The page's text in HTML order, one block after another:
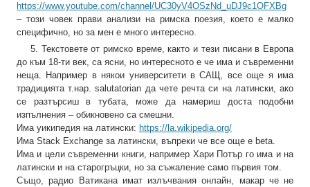
https://www.youtube.com/channel/UC30yV4OSzNd_uDJ9c1OFXBg
– този човек прави анализи на римска поезия, което е малко
специфично, но за мен е много интересно.
5. Текстовете от римско време, както и тези писани в Европа
до към 18-ти век, са ясни, но интересното е че има и съвременни
неща. Например в някои университети в САЩ, все още я има
традицията т.нар. salutatorian да чете речта си на латински, ако
се разтърсиш в тубата, може да намериш доста подобни
изпълнения – обикновено са смешни.
Има уикипедия на латински: https://la.wikipedia.org/
Има Stack Exchange за латински, въпреки че все още е beta.
Има и цели съвременни книги, например Хари Потър го има и на
латински и на старогръцки, но за съжаление само първия том.
Също, радио Ватикана имат излъчвания онлайн, макар че не